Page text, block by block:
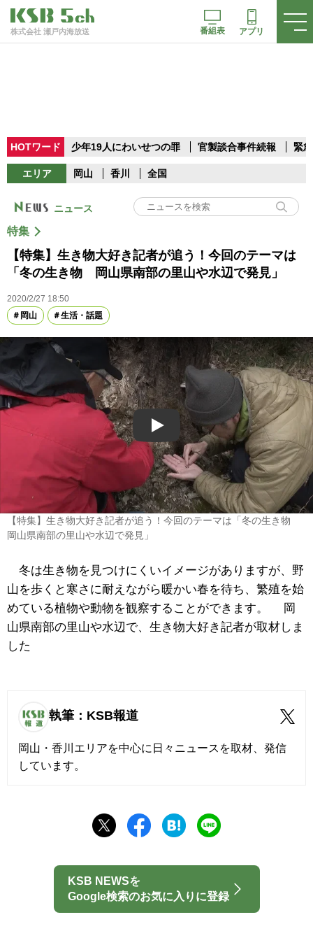
株式会社 瀬戸内海放送 番組表 アプリ
HOTワード 少年19人にわいせつの罪 官製談合事件続報 緊
エリア 岡山 香川 全国
ニュース
特集
【特集】生き物大好き記者が追う！今回のテーマは
「冬の生き物 岡山県南部の里山や水辺で発見」
2020/2/27 18:50
岡山
生活・話題
Play
【特集】生き物大好き記者が追う！今回のテーマは「冬の生き物
岡山県南部の里山や水辺で発見」
冬は生き物を見つけにくいイメージがありますが、野
山を歩くと寒さに耐えながら暖かい春を待ち、繁殖を始
めている植物や動物を観察することができます。 岡
山県南部の里山や水辺で、生き物大好き記者が取材しま
した
執筆：KSB報道
岡山・香川エリアを中心に日々ニュースを取材、発信
しています。
KSB NEWSを
Google検索のお気に入りに登録